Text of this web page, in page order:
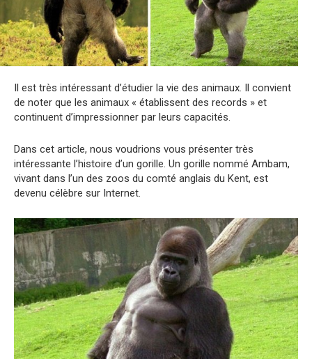
Il est très intéressant d’étudier la vie des animaux. Il convient
de noter que les animaux « établissent des records » et
continuent d’impressionner par leurs capacités.
Dans cet article, nous voudrions vous présenter très
intéressante l’histoire d’un gorille. Un gorille nommé Ambam,
vivant dans l’un des zoos du comté anglais du Kent, est
devenu célèbre sur Internet.